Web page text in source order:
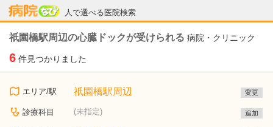
人で選べる医院検索
病院なび
祇園橋駅周辺の心臓ドックが受けられる 病院・クリニック
6 件見つかりました
エリア/駅 祇園橋駅周辺 変更
診療科目 (未指定) 追加